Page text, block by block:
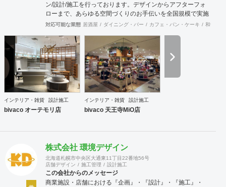
ン/設計/施工を行っております。デザインからアフターフォ
ローまで、あらゆる空間づくりのお手伝いを全国規模で実施
できます。上海にもオフィスがございますので、中国での実
対応可能な業態 居酒屋 ダイニング・バー カフェ・パン・ケーキ 和食・
インテリア・雑貨 設計施工
bivaco オーテモリ店
インテリア・雑貨 設計施工
bivaco 天王寺MiO店
株式会社 環境デザイン
北海道札幌市中央区大通東11丁目22番地56号
店舗デザイン
施工管理 設計施工
この会社からのメッセージ
商業施設・店舗における『企画』・『設計』・『施工』・